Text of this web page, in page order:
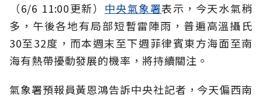
（6/6 11:00更新） 中央氣象署表示，今天水氣稍
多，午後各地有局部短暫雷陣雨，普遍高溫攝氏
30至32度，而本週末至下週菲律賓東方海面至南
海有熱帶擾動發展的機率，將持續關注。
氣象署預報員黃恩鴻告訴中央社記者，今天偏西南